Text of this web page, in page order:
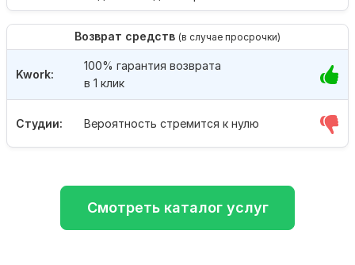
Возврат средств (в случае просрочки)
Студии: Вероятность стремится к нулю
Kwork:
100% гарантия возврата
в 1 клик
Смотреть каталог услуг